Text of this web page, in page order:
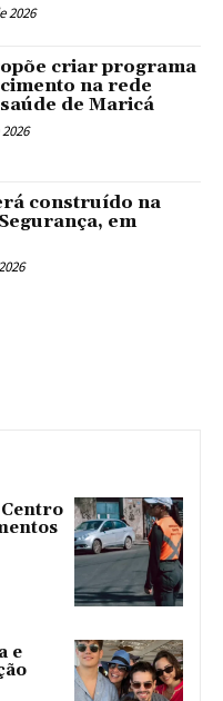
2026
criar programa
na rede
de Maricá
construído na
em
e